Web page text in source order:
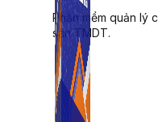
Phần mềm quản lý
sàn TMDT.